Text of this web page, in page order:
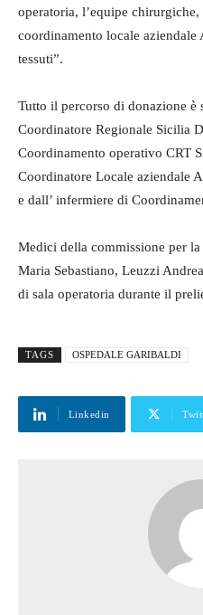
operatoria, l’equipe
coordinamento locale aziendale
tessuti”.
Tutto il percorso di donazione è
Coordinatore Regionale Sicilia
Coordinamento operativo CRT
Coordinatore Locale aziendale
e dall’ infermiere di
Medici della commissione per
Maria Sebastiano, Leuzzi
di sala operatoria durante il
TAGS OSPEDALE GARIBALDI
Linkedin